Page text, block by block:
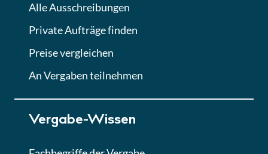
Lektion 6
Abgabe von Angeboten
Lektion
Lektion 7
Finales Quiz
Alle Ausschreibungen
Private Aufträge finden
Preise vergleichen
An Vergaben teilnehmen
Vergabe-Wissen